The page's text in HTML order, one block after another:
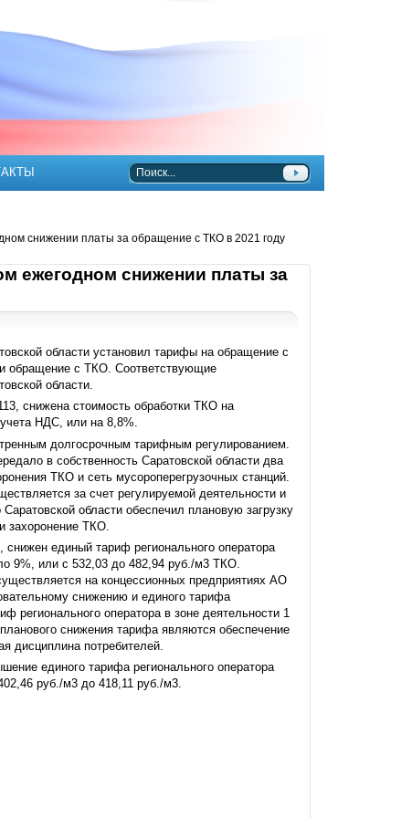
снижении платы за обращение с ТКО в 2021 году
ежегодном снижении платы за
области установил тарифы на обращение с
обращение с ТКО. Соответствующие
области.
снижена стоимость обработки ТКО на
НДС, или на 8,8%.
долгосрочным тарифным регулированием.
в собственность Саратовской области два
ТКО и сеть мусороперегрузочных станций.
за счет регулируемой деятельности и
области обеспечил плановую загрузку
захоронение ТКО.
единый тариф регионального оператора
9%, или с 532,03 до 482,94 руб./м3 ТКО.
на концессионных предприятиях АО
снижению и единого тарифа
регионального оператора в зоне деятельности 1
снижения тарифа являются обеспечение
дисциплина потребителей.
единого тарифа регионального оператора
руб./м3 до 418,11 руб./м3.